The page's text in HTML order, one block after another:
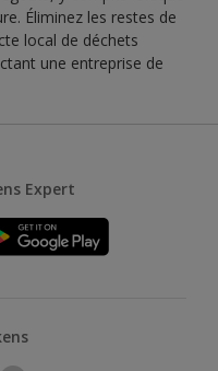
Éliminez les restes de
local de déchets
une entreprise de
Expert